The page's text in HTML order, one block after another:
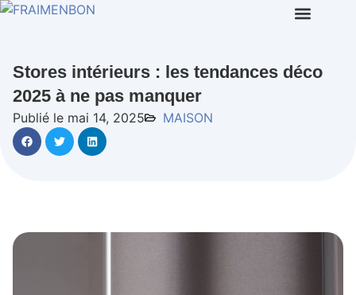
Stores intérieurs : les tendances déco
2025 à ne pas manquer
Publié le mai 14, 2025 MAISON